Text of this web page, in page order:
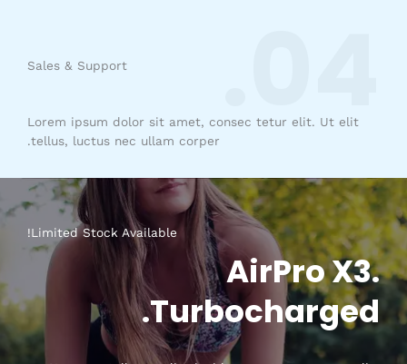
Sales & Support​
Lorem ipsum dolor sit amet, consec tetur elit. Ut elit
tellus, luctus nec ullam corper.
Limited Stock Available!
AirPro X3.
Turbocharged.